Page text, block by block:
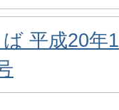
平成20年1